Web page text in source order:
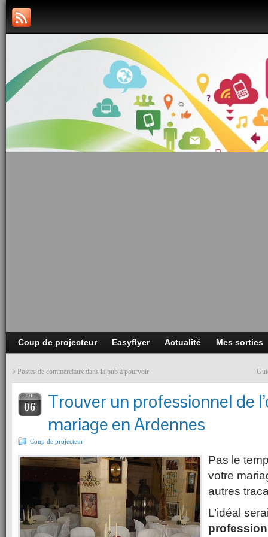
Coup de projecteur Easyflyer Actualité Mes sorties
« Postes de commerciaux dans la pub à pourvoir
JUIL
06
Trouver un professionnel de
mariage en Ardennes
Coup de projecteur
Pas le
votre
autres
L’idéal